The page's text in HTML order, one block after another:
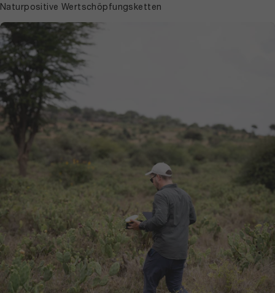
Naturpositive Wertschöpfungsketten